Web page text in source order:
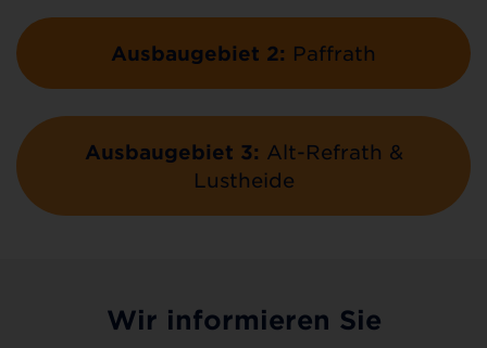
Ausbaugebiet 2: Paffrath
Ausbaugebiet 3: Alt-Refrath &
Lustheide
Wir informieren Sie